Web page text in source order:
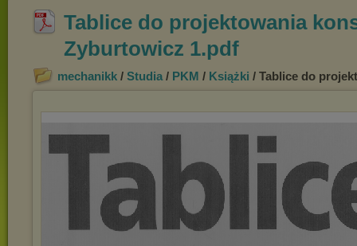
Tablice do projektowania
Zyburtowicz 1.pdf
mechanikk / Studia / PKM / Książki / Tablice do